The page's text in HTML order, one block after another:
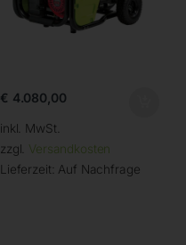
€ 4.080,00
inkl. MwSt.
zzgl. Versandkosten
Lieferzeit: Auf Nachfrage